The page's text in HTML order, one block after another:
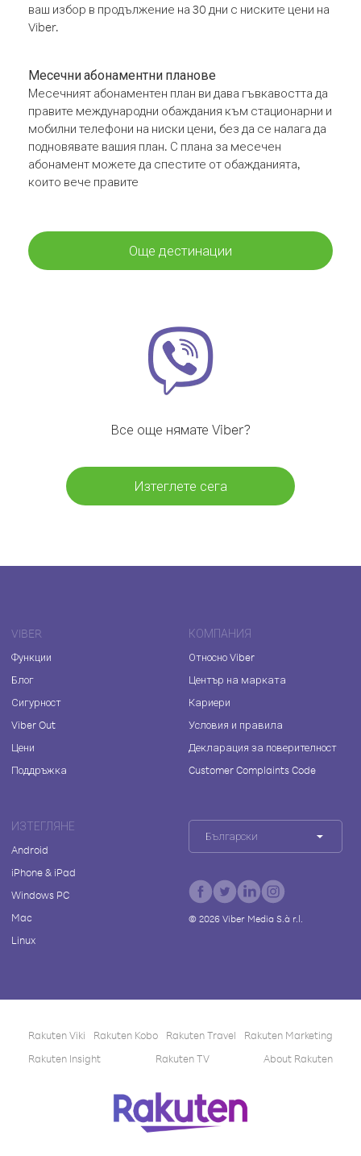
ваш избор в продължение на 30 дни с ниските цени на
Viber.
Месечни абонаментни планове
Месечният абонаментен план ви дава гъвкавостта да
правите международни обаждания към стационарни и
мобилни телефони на ниски цени, без да се налага да
подновявате вашия план. С плана за месечен
абонамент можете да спестите от обажданията,
които вече правите
Още дестинации
Все още нямате Viber?
Изтеглете сега
VIBER
Функции
Блог
Сигурност
Viber Out
Цени
Поддръжка
КОМПАНИЯ
Относно Viber
Център на марката
Кариери
Условия и правила
Декларация за поверителност
Customer Complaints Code
ИЗТЕГЛЯНЕ
Android
iPhone & iPad
Windows PC
Mac
Linux
Български
© 2026Viber Media S.à r.l.
Rakuten Viki Rakuten Kobo Rakuten Travel
Rakuten Marketing
Rakuten Insight
Rakuten TV About Rakuten